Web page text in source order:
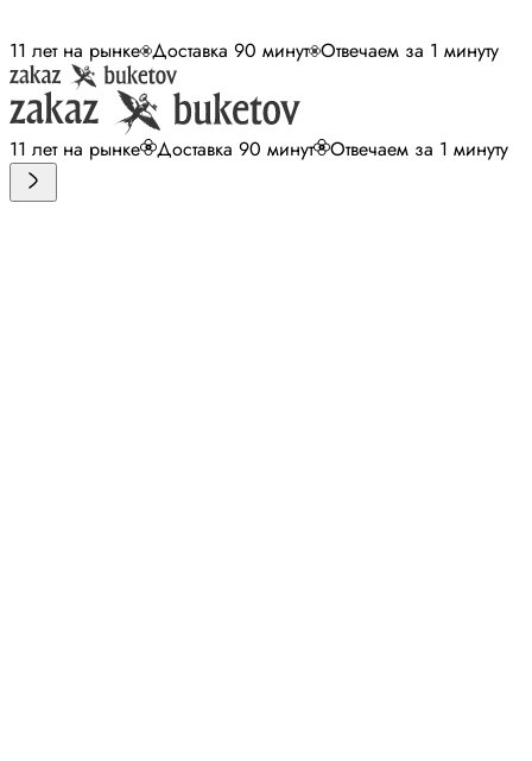
11 лет на рынке Доставка 90 минут Отвечаем за 1 минуту
11 лет на рынке Доставка 90 минут Отвечаем за 1 минуту